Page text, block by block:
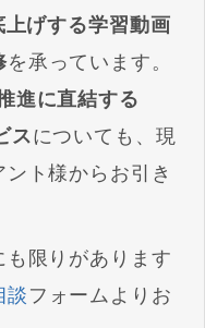
げする学習動画
を承っています。
進に直結する
スについても、現
ト様からお引き
限りがあります
談 フォームよりお